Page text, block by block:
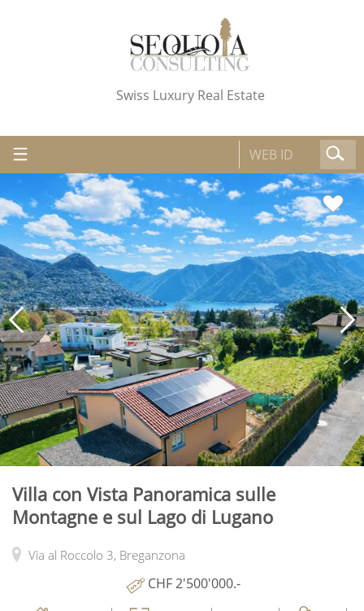
Swiss Luxury Real Estate
Villa con Vista Panoramica sulle
Montagne e sul Lago di Lugano
Via al Roccolo 3, Breganzona
CHF 2'500'000.-